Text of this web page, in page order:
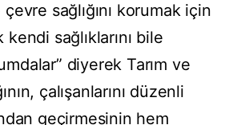
sağlığını korumak için
sağlıklarını bile
diyerek Tarım ve
çalışanlarını düzenli
geçirmesinin hem